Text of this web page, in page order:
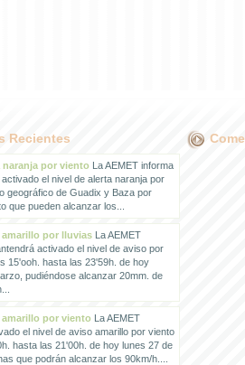
Recientes
naranja por vientoLa AEMET informa
el nivel de alerta naranja por
geográfico de Guadix y Baza por
que pueden alcanzar los...
por lluviasLa AEMET
activado el nivel de aviso por
15'ooh. hasta las 23'59h. de hoy
pudiéndose alcanzar 20mm. de
amarillo por vientoLa AEMET
el nivel de aviso amarillo por viento
hasta las 21'00h. de hoy lunes 27 de
que podrán alcanzar los 90km/h....